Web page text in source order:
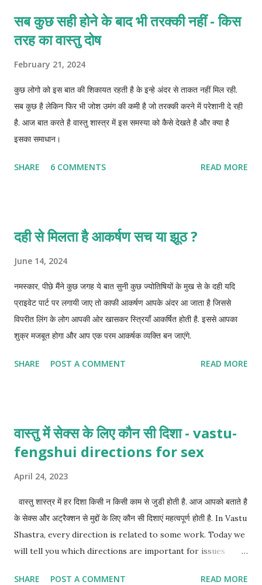
सब कुछ सही होने के बाद भी तरक्की नहीं - किस
तरह का वास्तु दोष
February 21, 2024
कुछ लोगो को इस बात की शिकायत रहती है के इन्हे अंदर से ताकत नहीं मिल रही.
सब कुछ है लेकिन फिर भी जोश उमंग की कमी है जो तरक्की करने में परेशानी दे रही
है. आज बात करते है वास्तु शास्त्र में इस समस्या को कैसे देखते है और क्या है
इसका समाधान।
SHARE 6 COMMENTS READ MORE
दही से मिलता है आकर्षण सच या झूठ ?
June 14, 2024
नमस्कार, पीछे मैंने कुछ जगह ये बात सुनी कुछ ज्योतिषियों के मुख से के दही यदि
प्राइवेट पार्ट पर लगायी जाए तो काफी आकर्षण आपके अंदर आ जाता है जिससे
विपरीत लिंग के लोग आपकी ओर खासकर स्त्रियाँ आकर्षित होती है. इससे आपका
शुक्र मजबूत होगा और आप एक परम आकर्षक व्यक्ति बन जाएंगे.
SHARE POST A COMMENT READ MORE
वास्तु में सेक्स के लिए कौन सी दिशा - vastu-
fengshui directions for sex
April 24, 2023
वास्तु शास्त्र में हर दिशा किसी न किसी काम से जुडी होती है. आज आपको बताते है
के सेक्स और अट्रैक्शन से मुद्दों के लिए कौन सी दिशाएं महत्वपूर्ण होती है. In Vastu
Shastra, every direction is related to some work. Today we
will tell you which directions are important for issues
SHARE POST A COMMENT READ MORE